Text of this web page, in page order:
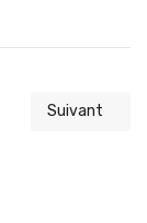
Article
Suivant